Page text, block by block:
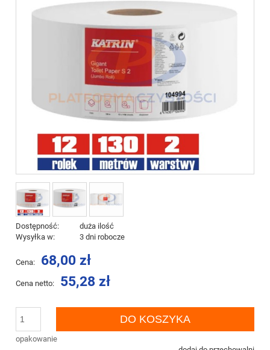
Dostępność:
duża ilość
Wysyłka w:
3 dni robocze
Cena: 68,00 zł
Cena netto: 55,28 zł
opakowanie
DO KOSZYKA